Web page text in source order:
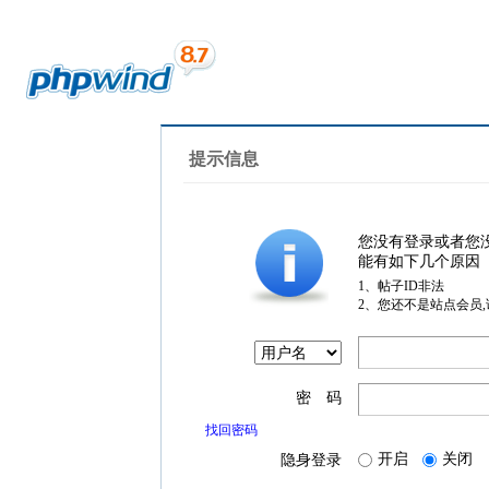
提示信息
您没有登录或者您
能有如下几个原因
1、帖子ID非法
2、您还不是站点会员
密 码
找回密码
隐身登录 开启 关闭